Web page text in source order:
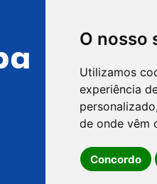
O nosso
Utilizamos
experiência
de onde vêm
Concordo
R.
R.
CEP: